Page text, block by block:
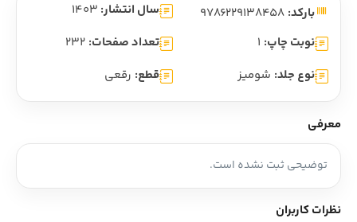
بارکد: سال انتشار: 1403
نوبت چاپ: 1 تعداد صفحات: 232
نوع جلد: شومیز قطع: رقعی
معرفی
توضیحی ثبت نشده است.
نظرات کاربران